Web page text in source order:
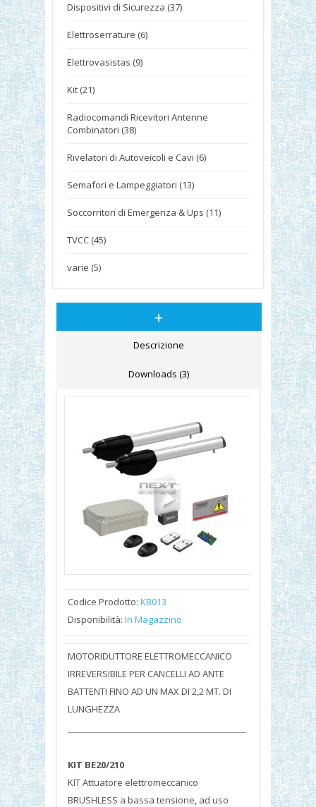
Dispositivi di Sicurezza (37)
Elettroserrature (6)
Elettrovasistas (9)
Kit (21)
Radiocomandi Ricevitori Antenne
Combinatori (38)
Rivelatori di Autoveicoli e Cavi (6)
Semafori e Lampeggiatori (13)
Soccorritori di Emergenza & Ups (11)
TVCC (45)
varie (5)
+
Descrizione
Downloads (3)
Codice Prodotto: KB013
Disponibilità: In Magazzino
MOTORIDUTTORE ELETTROMECCANICO
IRREVERSIBILE PER CANCELLI AD ANTE
BATTENTI FINO AD UN MAX DI 2,2 MT. DI
LUNGHEZZA
KIT BE20/210
KIT Attuatore elettromeccanico
BRUSHLESS a bassa tensione, ad uso